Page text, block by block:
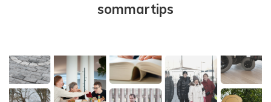
sommartips